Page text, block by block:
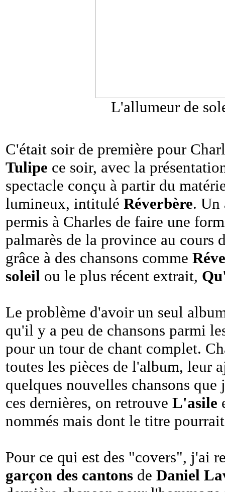
L'allumeur de
C'était soir de première pour
Tulipe ce soir, avec la
spectacle conçu à partir du
lumineux, intitulé Réverbère. Un
permis à Charles de faire une
palmarès de la province au cours
grâce à des chansons comme
soleil ou le plus récent extrait,
Le problème d'avoir un seul
qu'il y a peu de chansons parmi
pour un tour de chant complet.
toutes les pièces de l'album, leur
quelques nouvelles chansons
ces dernières, on retrouve L'asile
nommés mais dont le titre
Pour ce qui est des "covers", j'ai
garçon des cantons de Daniel